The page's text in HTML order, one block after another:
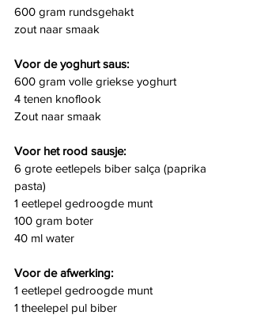
600 gram rundsgehakt
zout naar smaak
Voor de yoghurt saus:
600 gram volle griekse yoghurt
4 tenen knoflook
Zout naar smaak
Voor het rood sausje:
6 grote eetlepels biber salça (paprika
pasta)
1 eetlepel gedroogde munt
100 gram boter
40 ml water
Voor de afwerking:
1 eetlepel gedroogde munt
1 theelepel pul biber